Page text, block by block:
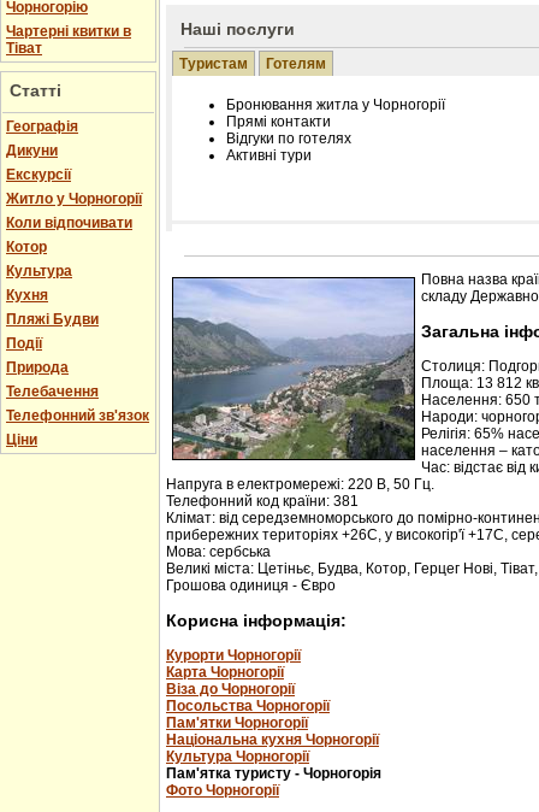
Чорногорію
Чартерні квитки в
Тіват
Статті
Географія
Дикуни
Екскурсії
Житло у Чорногорії
Коли відпочивати
Котор
Культура
Кухня
Пляжі Будви
Події
Природа
Телебачення
Телефонний зв'язок
Ціни
Наші послуги
Туристам Готелям
Бронювання житла у Чорногорії
Прямі контакти
Відгуки по готелях
Активні тури
Розміщення інформації про готель на
Редагування інформації і цін на вимогу
Лічільник відвідувачів
Повна назва
складу
Загальна
Столиця:
Площа: 13 812
Населення: 650
Народи:
Релігія: 65%
населення –
Час: відстає від
Напруга в електромережі: 220 В, 50 Гц.
Телефонний код країни: 381
Клімат: від середземноморського до помірно-
прибережних територіях +26С, у високогір'ї +17С,
Мова: сербська
Великі міста: Цетіньє, Будва, Котор, Герцег Нові,
Грошова одиниця - Євро
Корисна інформація:
Курорти Чорногорії
Карта Чорногорії
Віза до Чорногорії
Посольства Чорногорії
Пам'ятки Чорногорії
Національна кухня Чорногорії
Культура Чорногорії
Пам'ятка туристу - Чорногорія
Фото Чорногорії